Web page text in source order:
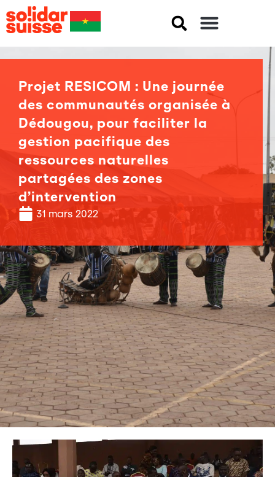
Projet RESICOM : Une journée
des communautés organisée à
Dédougou, pour faciliter la
gestion pacifique des
ressources naturelles
partagées des zones
d’intervention
31 mars 2022